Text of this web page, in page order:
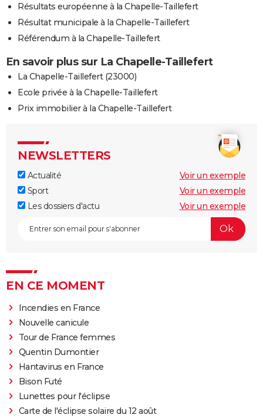
Résultats européenne à la Chapelle-Taillefert
Résultat municipale à la Chapelle-Taillefert
Référendum à la Chapelle-Taillefert
En savoir plus sur La Chapelle-Taillefert
La Chapelle-Taillefert (23000)
Ecole privée à la Chapelle-Taillefert
Prix immobilier à la Chapelle-Taillefert
NEWSLETTERS
Actualité
Voir un exemple
Sport
Voir un exemple
Les dossiers d'actu
Voir un exemple
EN CE MOMENT
Incendies en France
Nouvelle canicule
Tour de France femmes
Quentin Dumontier
Hantavirus en France
Bison Futé
Lunettes pour l'éclipse
Carte de l'éclipse solaire du 12 août